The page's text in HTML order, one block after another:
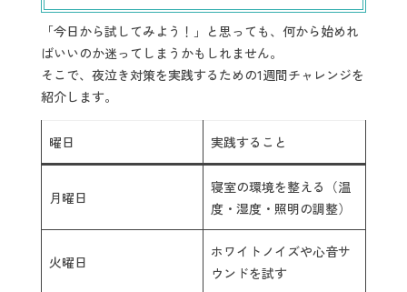
「今日から試してみよう！」と思っても、何から始めれ
ばいいのか迷ってしまうかもしれません。
そこで、夜泣き対策を実践するための1週間チャレンジを
紹介します。
曜日 実践すること
月曜日
寝室の環境を整える（温
度・湿度・照明の調整）
火曜日
ホワイトノイズや心音サ
ウンドを試す